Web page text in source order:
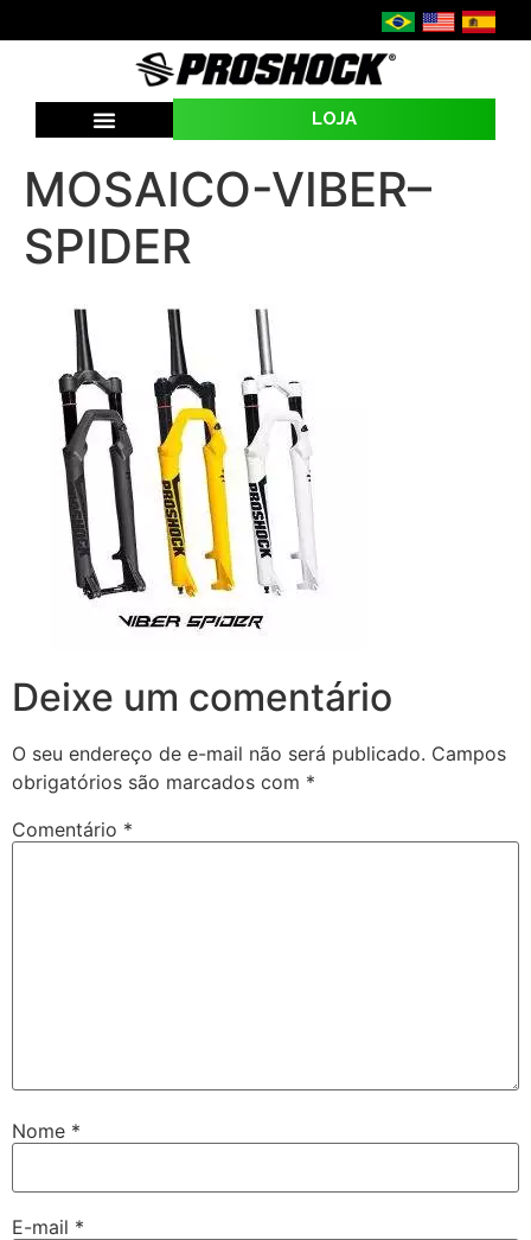
LOJA
MOSAICO-VIBER–
SPIDER
Deixe um comentário
O seu endereço de e-mail não será publicado. Campos
obrigatórios são marcados com *
Comentário *
Nome *
E-mail *